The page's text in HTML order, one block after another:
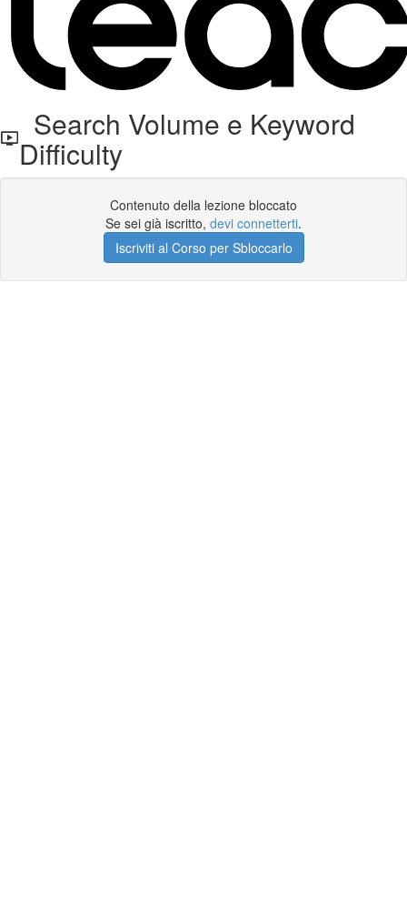
Search Volume e Keyword
Difficulty
Contenuto della lezione bloccato
Se sei già iscritto, devi connetterti.
Iscriviti al Corso per Sbloccarlo